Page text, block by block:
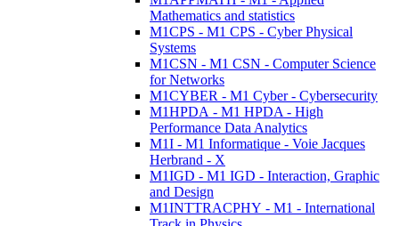
Mathematics and statistics
M1CPS - M1 CPS - Cyber Physical
Systems
M1CSN - M1 CSN - Computer Science
for Networks
M1CYBER - M1 Cyber - Cybersecurity
M1HPDA - M1 HPDA - High
Performance Data Analytics
M1I - M1 Informatique - Voie Jacques
Herbrand - X
M1IGD - M1 IGD - Interaction, Graphic
and Design
M1INTTRACPHY - M1 - International